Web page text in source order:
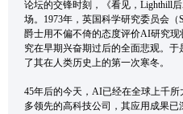
论坛的交锋时刻，《看见，Lighthill
场。1973年，英国科学研究委员会（
爵士用不偏不倚的态度评价AI研究
究在早期兴奋期过后的全面悲观。
了其在人类历史上的第一次寒冬。
45年后的今天，AI已经在全球上千
多领先的高科技公司，其应用成果